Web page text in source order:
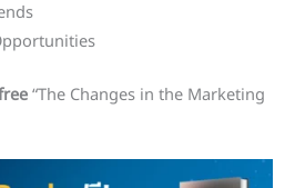
“The Changes in the Marketing